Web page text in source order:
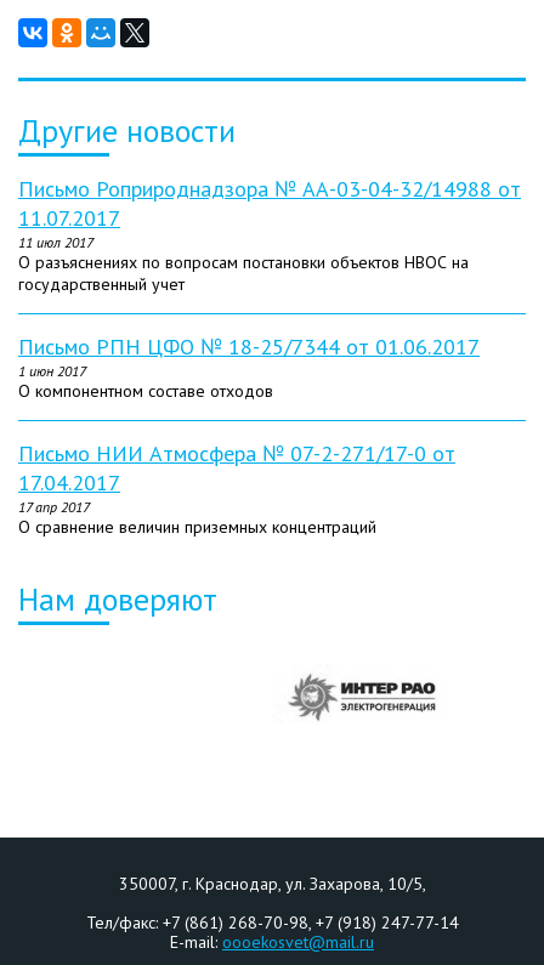
Другие новости
Письмо Роприроднадзора № АА-03-04-32/14988 от
11.07.2017
11 июл 2017
О разъяснениях по вопросам постановки объектов НВОС на
государственный учет
Письмо РПН ЦФО № 18-25/7344 от 01.06.2017
1 июн 2017
О компонентном составе отходов
Письмо НИИ Атмосфера № 07-2-271/17-0 от
17.04.2017
17 апр 2017
О сравнение величин приземных концентраций
Нам доверяют
350007, г. Краснодар, ул. Захарова, 10/5,
Тел/факс: +7 (861) 268-70-98, +7 (918) 247-77-14
E-mail: oooekosvet@mail.ru